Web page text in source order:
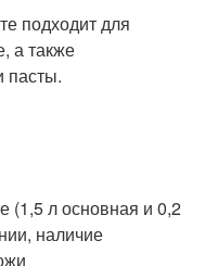
подходит для
а также
пасты.
(1,5 л основная и 0,2
наличие